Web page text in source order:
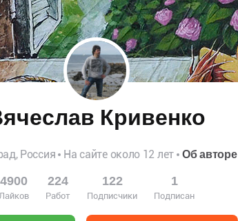
Кривенко
Россия На сайте около 12 лет Об авторе
4900 224
Работ
122
Подписчики
1
Подписан